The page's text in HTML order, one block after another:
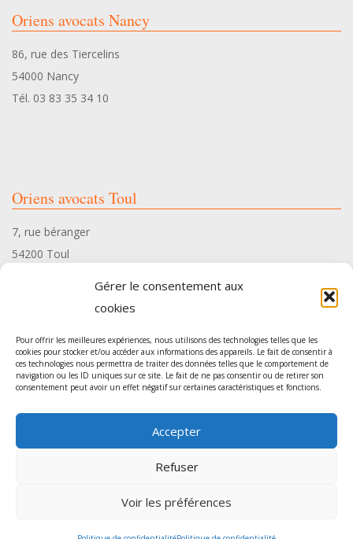
Gérer le consentement aux
cookies
Pour offrir les meilleures expériences, nous utilisons des technologies telles que les
cookies pour stocker et/ou accéder aux informations des appareils. Le fait de consentir à
ces technologies nous permettra de traiter des données telles que le comportement de
navigation ou les ID uniques sur ce site. Le fait de ne pas consentir ou de retirer son
consentement peut avoir un effet négatif sur certaines caractéristiques et fonctions.
Accepter
Refuser
Voir les préférences
Oriens avocats Nancy
86, rue des Tiercelins
54000 Nancy
Tél. 03 83 35 34 10
Oriens avocats Toul
7, rue béranger
54200 Toul
Oriens avocats Pont-à-Mousson
54, rue Gambetta
Tél. 03 83 35 34 10
Agence de communication: Sur les Toits -Mentions légales